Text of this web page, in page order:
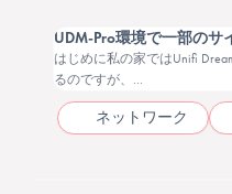
UDM-Pro環境で一部のサ
はじめに私の家ではUnifi
るのですが、...
ネットワーク